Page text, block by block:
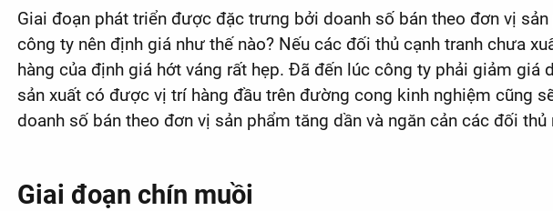
Giai đoạn phát triển được đặc trưng bởi doanh số bán theo đơn vị
công ty nên định giá như thế nào? Nếu các đối thủ cạnh tranh chưa
hàng của định giá hớt váng rất hẹp. Đã đến lúc công ty phải giảm
sản xuất có được vị trí hàng đầu trên đường cong kinh nghiệm cũng
doanh số bán theo đơn vị sản phẩm tăng dần và ngăn cản các đối
Giai đoạn chín muồi